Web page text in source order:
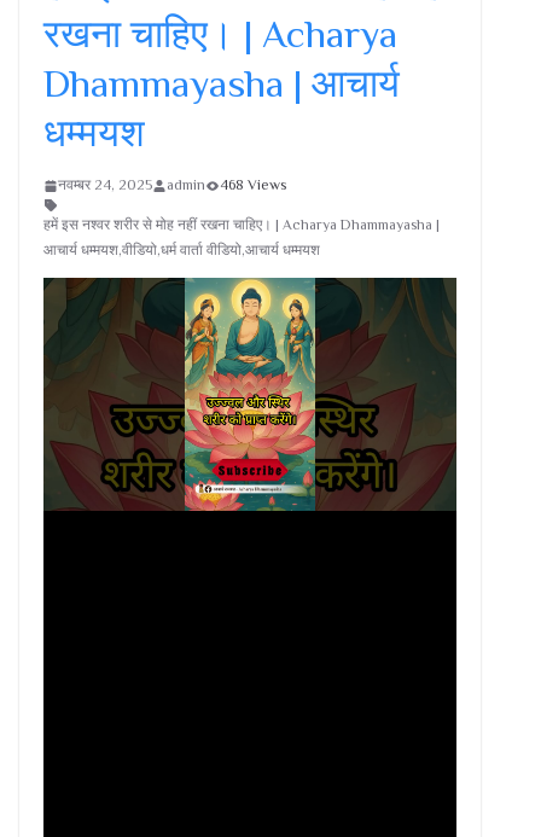
रखना चाहिए। | Acharya
Dhammayasha | आचार्य
धम्मयश
नवम्बर 24, 2025 admin 468 Views
हमें इस नश्वर शरीर से मोह नहीं रखना चाहिए। | Acharya Dhammayasha |
आचार्य धम्मयश,वीडियो,धर्म वार्ता वीडियो,आचार्य धम्मयश